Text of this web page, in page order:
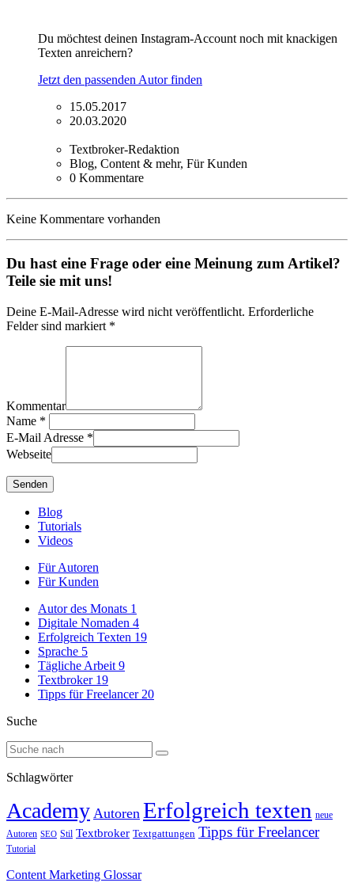
Du möchtest deinen Instagram-Account noch mit knackigen
Texten anreichern?
Jetzt den passenden Autor finden
15.05.2017
20.03.2020
Textbroker-Redaktion
Blog, Content & mehr, Für Kunden
0 Kommentare
Keine Kommentare vorhanden
Du hast eine Frage oder eine Meinung zum Artikel?
Teile sie mit uns!
Deine E-Mail-Adresse wird nicht veröffentlicht. Erforderliche
Felder sind markiert *
Kommentar
Name *
E-Mail Adresse *
Webseite
Blog
Tutorials
Videos
Für Autoren
Für Kunden
Autor des Monats 1
Digitale Nomaden 4
Erfolgreich Texten 19
Sprache 5
Tägliche Arbeit 9
Textbroker 19
Tipps für Freelancer 20
Suche
Schlagwörter
Academy Autoren Erfolgreich texten neue
Autoren SEO Stil Textbroker Textgattungen Tipps für Freelancer
Tutorial
Content Marketing Glossar